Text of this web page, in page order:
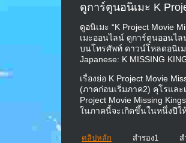
ดูการ์ตูนอนิเมะ K
ดูอนิเมะ “K Project Movie
เมะออนไลน์ ดูการ์ตูนออนไ
บนโทรศัพท์ ดาวน์โหลดอนิเม
Japanese: K MISSING
เรื่องย่อ K Project Movie
(ภาคก่อนเริ่มภาค2) คุโรและ
Project Movie Missing
ในภาคนี้จะเกิดขึ้นในหนึ่งปีใ
คลิปหลัก สำรอง1 ส